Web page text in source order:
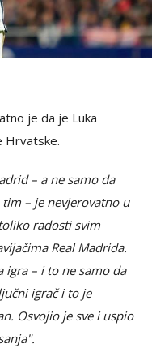
je da je Luka
Hrvatske.
– a ne samo da
– je nevjerovatno u
radosti svim
Real Madrida.
igra – i to ne samo da
igrač i to je
Osvojio je sve i uspio